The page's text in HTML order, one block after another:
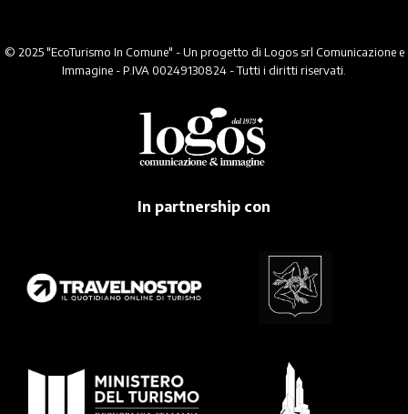
© 2025 "EcoTurismo In Comune" - Un progetto di Logos srl Comunicazione e
Immagine - P.IVA 00249130824 - Tutti i diritti riservati.
In partnership con